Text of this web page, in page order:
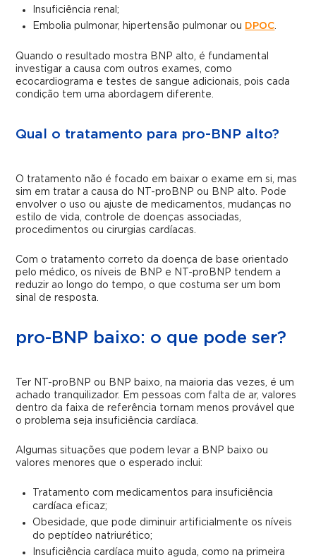
Insuficiência renal;
Embolia pulmonar, hipertensão pulmonar ou DPOC.
Quando o resultado mostra BNP alto, é fundamental
investigar a causa com outros exames, como
ecocardiograma e testes de sangue adicionais, pois cada
condição tem uma abordagem diferente.
Qual o tratamento para pro-BNP alto?
O tratamento não é focado em baixar o exame em si, mas
sim em tratar a causa do NT-proBNP ou BNP alto. Pode
envolver o uso ou ajuste de medicamentos, mudanças no
estilo de vida, controle de doenças associadas,
procedimentos ou cirurgias cardíacas.
Com o tratamento correto da doença de base orientado
pelo médico, os níveis de BNP e NT-proBNP tendem a
reduzir ao longo do tempo, o que costuma ser um bom
sinal de resposta.
pro-BNP baixo: o que pode ser?
Ter NT-proBNP ou BNP baixo, na maioria das vezes, é um
achado tranquilizador. Em pessoas com falta de ar, valores
dentro da faixa de referência tornam menos provável que
o problema seja insuficiência cardíaca.
Algumas situações que podem levar a BNP baixo ou
valores menores que o esperado inclui:
Tratamento com medicamentos para insuficiência
cardíaca eficaz;
Obesidade, que pode diminuir artificialmente os níveis
do peptídeo natriurético;
Insuficiência cardíaca muito aguda, como na primeira